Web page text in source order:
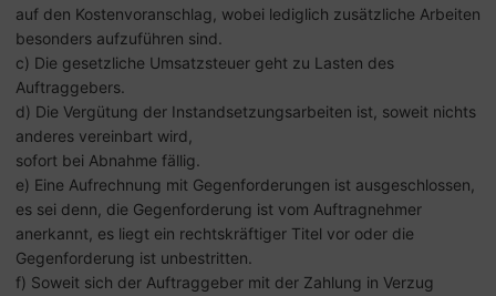
auf den Kostenvoranschlag, wobei lediglich zusätzliche Arbeiten
besonders aufzuführen sind.
c) Die gesetzliche Umsatzsteuer geht zu Lasten des
Auftraggebers.
d) Die Vergütung der Instandsetzungsarbeiten ist, soweit nichts
anderes vereinbart wird,
sofort bei Abnahme fällig.
e) Eine Aufrechnung mit Gegenforderungen ist ausgeschlossen,
es sei denn, die Gegenforderung ist vom Auftragnehmer
anerkannt, es liegt ein rechtskräftiger Titel vor oder die
Gegenforderung ist unbestritten.
f) Soweit sich der Auftraggeber mit der Zahlung in Verzug